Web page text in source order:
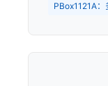
PBox1121A